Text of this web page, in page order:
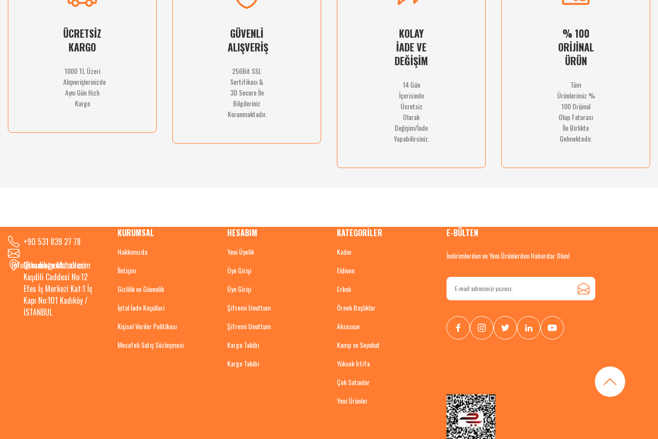
ÜCRETSİZ
KARGO
1000 TL Üzeri
Alışverişlerinizde
Aynı Gün Hızlı
Kargo
GÜVENLİ
ALIŞVERİŞ
256Bit SSL
Sertifikası &
3D Secure İle
Bilgileriniz
Korunmaktadır.
KOLAY
İADE VE
DEĞİŞİM
14 Gün
İçerisinde
Ücretsiz
Olarak
Değişim/İade
Yapabilirsiniz.
% 100
ORİJİNAL
ÜRÜN
Tüm
Ürünlerimiz %
100 Orijinal
Olup Faturası
İle Birlikte
Gelmektedir.
+90 531 839 27 78
info@kadikoyoutdoor.com
Osmanağa Mahallesi
Kuşdili Caddesi No:12
Efes İş Merkezi Kat:1 İç
Kapı No:101 Kadıköy /
İSTANBUL
KURUMSAL
Hakkımızda
İletişim
Gizlilik ve Güvenlik
İptal İade Koşullari
Kişisel Veriler Politikası
Mesafeli Satış Sözleşmesi
HESABIM
Yeni Üyelik
Üye Girişi
Üye Girişi
Şifremi Unuttum
Şifremi Unuttum
Kargo Takibi
Kargo Takibi
KATEGORİLER
Kadın
Eldiven
Erkek
Örnek Başlıklar
Aksesuar
Kamp ve Seyahat
Yüksek İrtifa
Çok Satanlar
Yeni Ürünler
E-BÜLTEN
İndirimlerden ve Yeni Ürünlerden Haberdar Olun!